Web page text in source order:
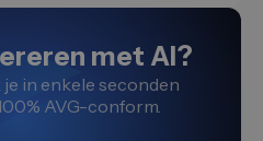
met AI?
in enkele seconden
AVG-conform.